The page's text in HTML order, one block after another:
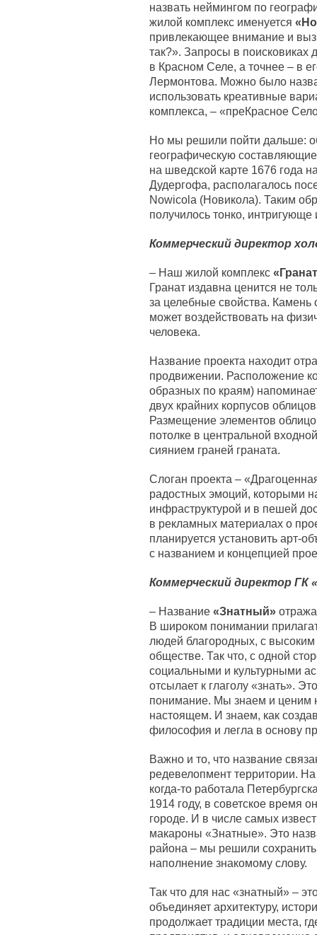
назвать неймингом по
жилой комплекс именуется
привлекающее внимание и
так?». Запросы в
в Красном Селе, а точнее – в
Лермонтова. Можно было
использовать креативные
комплекса, – «преКрасное
Но мы решили пойти дальше:
географическую
на шведской карте 1676 года
Дудергофа, располагалось
Nowicola (Новикола). Таким
получилось тонко, интригующе
Коммерческий директор
– Наш жилой комплекс
Гранат издавна ценится не
за целебные свойства. Камень
может воздействовать на
человека.
Название проекта находит
продвижении. Расположение
образных по краям)
двух крайних корпусов
Размещение элементов
потолке в центральной
сиянием граней граната.
Слоган проекта –
радостных эмоций, которыми
инфраструктурой и в пешей
в рекламных материалах о
планируется установить арт-
с названием и концепцией
Коммерческий директор
– Название «Знатный»
В широком понимании
людей благородных, с
обществе. Так что, с одной
социальными и культурными
отсылает к глаголу «знать».
понимание. Мы знаем и ценим
настоящем. И знаем, как
философия и легла в основу
Важно и то, что название
редевелопмент территории. На
когда-то работала
1914 году, в советское время
городе. И в числе самых
макароны «Знатные». Это
района – мы решили
наполнение знакомому слову.
Так что для нас «знатный» –
объединяет архитектуру,
продолжает традиции места,